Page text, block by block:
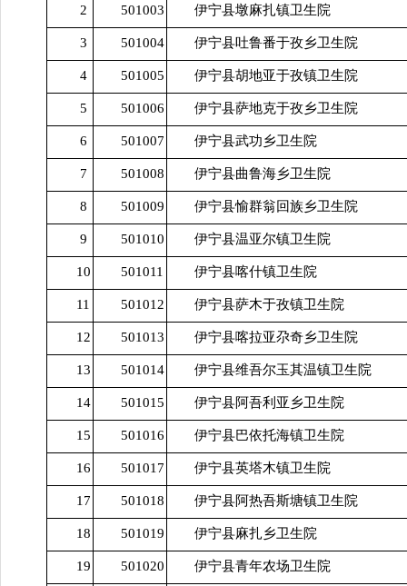
2 501003 伊宁县墩麻扎镇卫生院
3 501004 伊宁县吐鲁番于孜乡卫生院
4 501005 伊宁县胡地亚于孜镇卫生院
5 501006 伊宁县萨地克于孜乡卫生院
6 501007 伊宁县武功乡卫生院
7 501008 伊宁县曲鲁海乡卫生院
8 501009 伊宁县愉群翁回族乡卫生院
9 501010 伊宁县温亚尔镇卫生院
10 501011 伊宁县喀什镇卫生院
11 501012 伊宁县萨木于孜镇卫生院
12 501013 伊宁县喀拉亚尕奇乡卫生院
13 501014 伊宁县维吾尔玉其温镇卫生院
14 501015 伊宁县阿吾利亚乡卫生院
15 501016 伊宁县巴依托海镇卫生院
16 501017 伊宁县英塔木镇卫生院
17 501018 伊宁县阿热吾斯塘镇卫生院
18 501019 伊宁县麻扎乡卫生院
19 501020 伊宁县青年农场卫生院